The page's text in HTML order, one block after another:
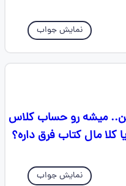
نمایش جواب
میشه رو حساب کلاس
کلا مال کتاب فرق داره؟
نمایش جواب